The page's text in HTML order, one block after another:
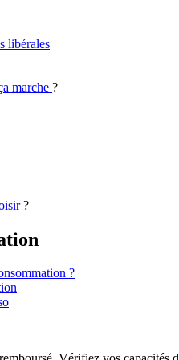
libérales
marche ?
?
?